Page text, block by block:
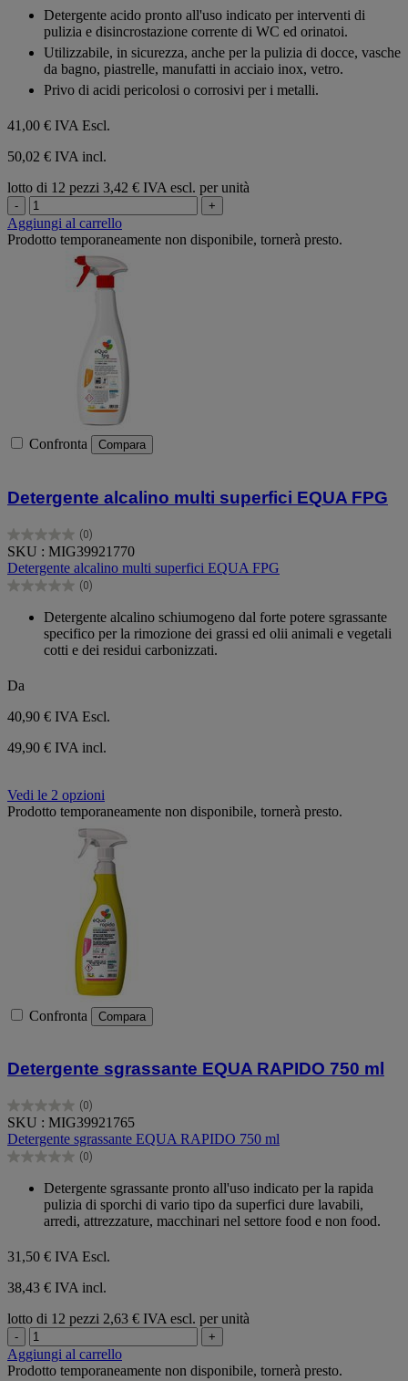
Detergente acido pronto all'uso indicato per interventi di
pulizia e disincrostazione corrente di WC ed orinatoi.
Utilizzabile, in sicurezza, anche per la pulizia di docce, vasche
da bagno, piastrelle, manufatti in acciaio inox, vetro.
Privo di acidi pericolosi o corrosivi per i metalli.
41,00 € IVA Escl.
50,02 € IVA incl.
lotto di 12 pezzi 3,42 € IVA escl. per unità
- +
Aggiungi al carrello
Prodotto temporaneamente non disponibile, tornerà presto.
Confronta Compara
Detergente alcalino multi superfici EQUA FPG
(0)
0.0
su
5
stelle.
SKU : MIG39921770
Detergente alcalino multi superfici EQUA FPG
(0)
0.0
Detergente alcalino schiumogeno dal forte potere sgrassante
specifico per la rimozione dei grassi ed olii animali e vegetali
cotti e dei residui carbonizzati.
Da
40,90 € IVA Escl.
49,90 € IVA incl.
Vedi le 2 opzioni
Prodotto temporaneamente non disponibile, tornerà presto.
Confronta Compara
Detergente sgrassante EQUA RAPIDO 750 ml
(0)
0.0
su
5
stelle.
SKU : MIG39921765
Detergente sgrassante EQUA RAPIDO 750 ml
(0)
0.0
Detergente sgrassante pronto all'uso indicato per la rapida
pulizia di sporchi di vario tipo da superfici dure lavabili,
arredi, attrezzature, macchinari nel settore food e non food.
31,50 € IVA Escl.
38,43 € IVA incl.
lotto di 12 pezzi 2,63 € IVA escl. per unità
- +
Aggiungi al carrello
Prodotto temporaneamente non disponibile, tornerà presto.